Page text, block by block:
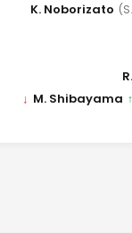
K. Noborizato
↓ M. Shibayama ↑